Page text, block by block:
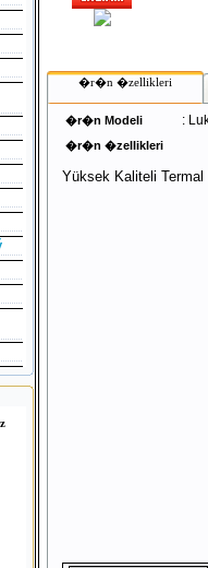
�r�n �zellikleri
�r�n Modeli :
�r�n �zellikleri
Yüksek Kaliteli